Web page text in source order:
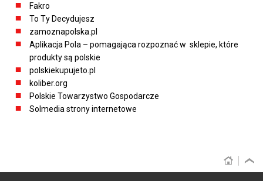
Fakro
To Ty Decydujesz
zamoznapolska.pl
Aplikacja Pola – pomagająca rozpoznać w sklepie, które
produkty są polskie
polskiekupujeto.pl
koliber.org
Polskie Towarzystwo Gospodarcze
Solmedia strony internetowe